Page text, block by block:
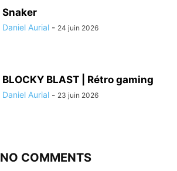
Snaker
Daniel Aurial - 24 juin 2026
BLOCKY BLAST | Rétro gaming
Daniel Aurial - 23 juin 2026
NO COMMENTS